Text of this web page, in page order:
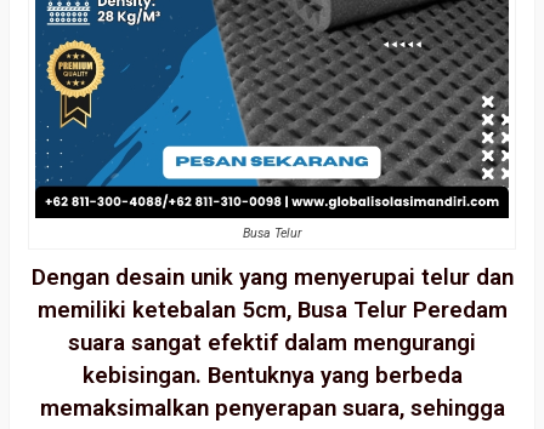
Busa Telur
Dengan desain unik yang menyerupai telur dan
memiliki ketebalan 5cm, Busa Telur Peredam
suara sangat efektif dalam mengurangi
kebisingan. Bentuknya yang berbeda
memaksimalkan penyerapan suara, sehingga